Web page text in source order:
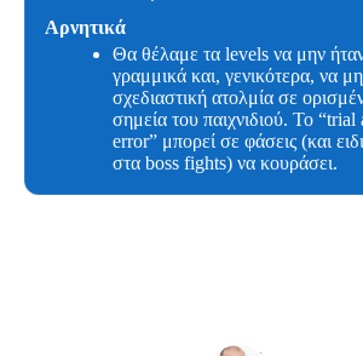
Αρνητικά
Θα θέλαμε τα levels να μην
γραμμικά και, γενικότερα, να
σχεδιαστική ατολμία σε
σημεία του παιχνιδιού. To “trial
error” μπορεί σε φάσεις (και
στα boss fights) να κουράσει.